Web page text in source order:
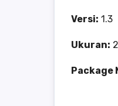
Versi: 1.3
Ukuran:
Package